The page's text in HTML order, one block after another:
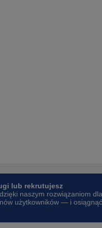
lub rekrutujesz
naszym rozwiązaniom dla
użytkowników — i osiągnąć